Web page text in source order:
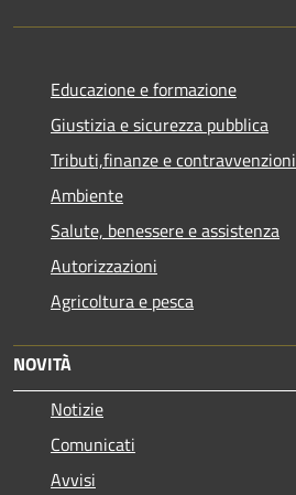
Educazione e formazione
Giustizia e sicurezza pubblica
Tributi,finanze e contravvenzioni
Ambiente
Salute, benessere e assistenza
Autorizzazioni
Agricoltura e pesca
NOVITÀ
Notizie
Comunicati
Avvisi